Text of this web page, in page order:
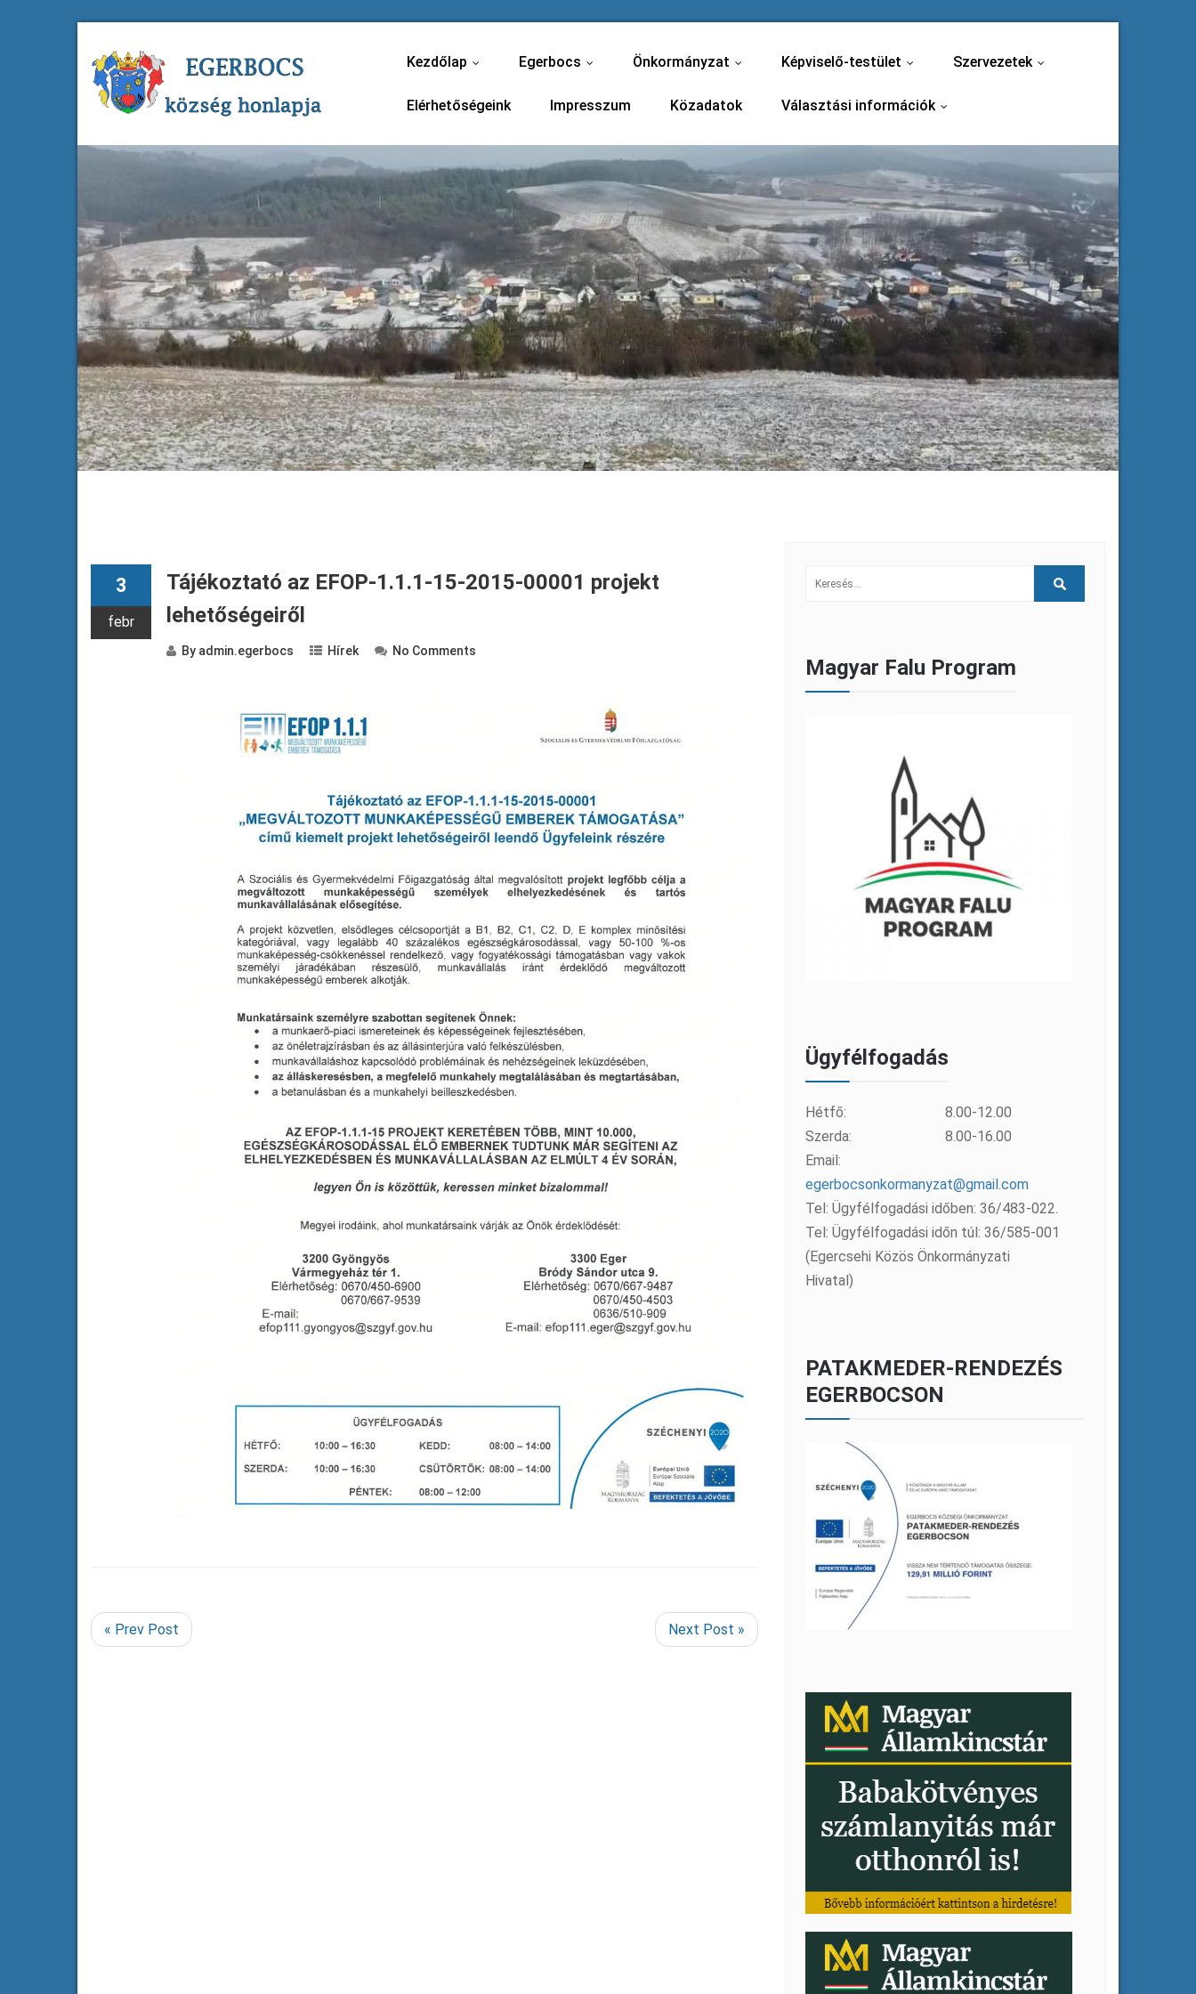
Kezdőlap Egerbocs Önkormányzat Képviselő-testület Szervezetek
Elérhetőségeink Impresszum Közadatok Választási információk
3
febr
Tájékoztató az EFOP-1.1.1-15-2015-00001 projekt
lehetőségeiről
By admin.egerbocs Hírek No Comments
« Prev Post Next Post »
Magyar Falu Program
Ügyfélfogadás
Hétfő:
8.00-12.00
Szerda:
8.00-16.00
Email:
egerbocsonkormanyzat@gmail.com
Tel: Ügyfélfogadási időben: 36/483-022.
Tel: Ügyfélfogadási időn túl: 36/585-001
(Egercsehi Közös Önkormányzati
Hivatal)
PATAKMEDER-RENDEZÉS
EGERBOCSON